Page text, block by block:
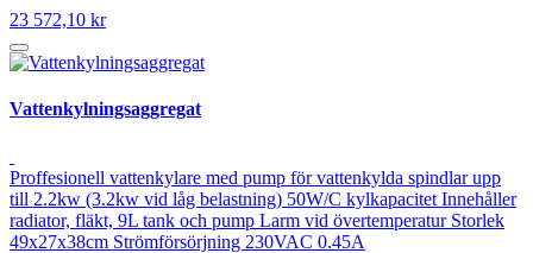
23 572,10 kr
Vattenkylningsaggregat
Proffesionell vattenkylare med pump för vattenkylda spindlar upp
till 2.2kw (3.2kw vid låg belastning) 50W/C kylkapacitet Innehåller
radiator, fläkt, 9L tank och pump Larm vid övertemperatur Storlek
49x27x38cm Strömförsörjning 230VAC 0.45A